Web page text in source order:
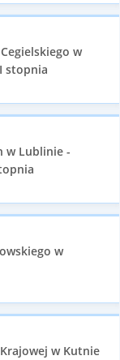
w
stopnia
w Lublinie -
w
w Kutnie